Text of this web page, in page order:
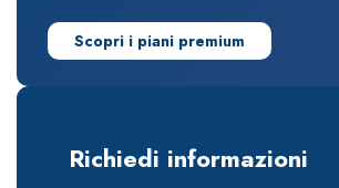
Scopri i piani premium
Richiedi informazioni